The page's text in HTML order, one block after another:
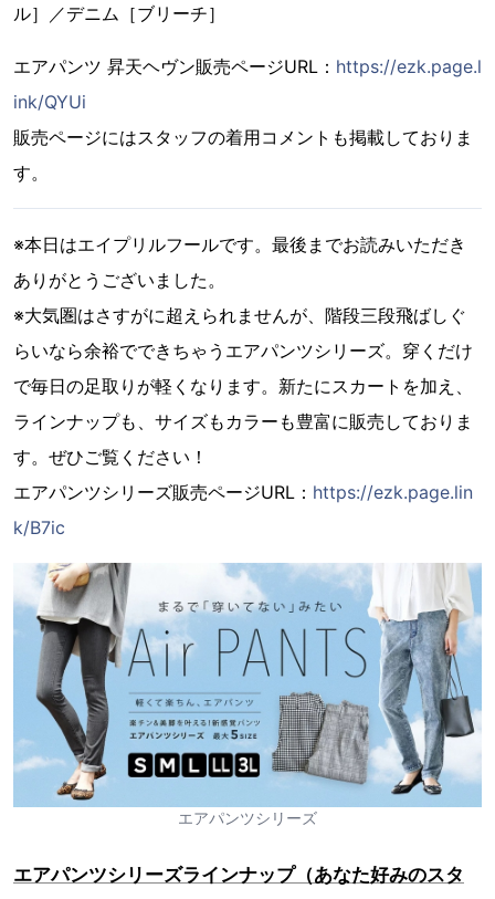
ル］／デニム［ブリーチ］
エアパンツ 昇天ヘヴン販売ページURL： https://ezk.page.l
ink/QYUi
販売ページにはスタッフの着用コメントも掲載しておりま
す。
※本日はエイプリルフールです。最後までお読みいただき
ありがとうございました。
※大気圏はさすがに超えられませんが、階段三段飛ばしぐ
らいなら余裕でできちゃうエアパンツシリーズ。穿くだけ
で毎日の足取りが軽くなります。新たにスカートを加え、
ラインナップも、サイズもカラーも豊富に販売しておりま
す。ぜひご覧ください！
エアパンツシリーズ販売ページURL： https://ezk.page.lin
k/B7ic
エアパンツシリーズ
エアパンツシリーズラインナップ（あなた好みのスタ